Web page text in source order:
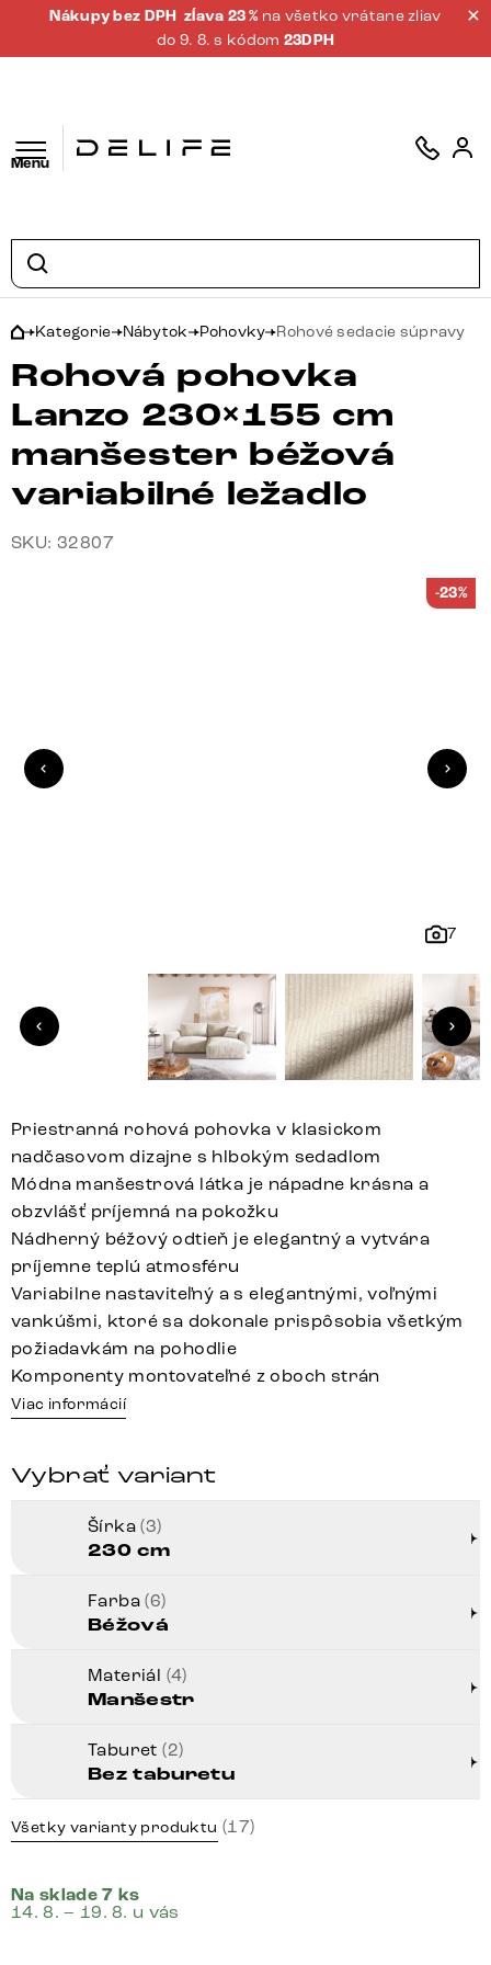
Nákupy bez DPH zĺava 23 % na všetko vrátane zliav
do 9. 8. s kódom 23DPH
Menu
Kategorie Nábytok Pohovky Rohové sedacie súpravy
Rohová pohovka
Lanzo 230×155 cm
manšester béžová
variabilné ležadlo
SKU: 32807
7
-23%
Priestranná rohová pohovka v klasickom
nadčasovom dizajne s hlbokým sedadlom
Módna manšestrová látka je nápadne krásna a
obzvlášť príjemná na pokožku
Nádherný béžový odtieň je elegantný a vytvára
príjemne teplú atmosféru
Variabilne nastaviteľný a s elegantnými, voľnými
vankúšmi, ktoré sa dokonale prispôsobia všetkým
požiadavkám na pohodlie
Komponenty montovateľné z oboch strán
Viac informácií
Vybrať variant
Šírka(3)
230 cm
Farba(6)
Béžová
Materiál (4)
Manšestr
Taburet(2)
Bez taburetu
Všetky varianty produktu (17)
Na sklade 7 ks
14. 8. – 19. 8. u vás